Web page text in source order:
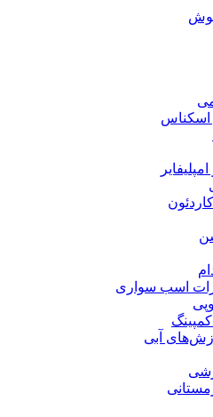
اسکناس
اسب سواری
آبی